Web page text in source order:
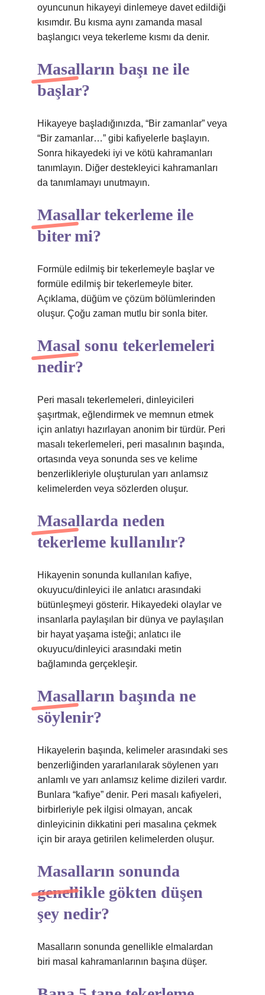
oyuncunun hikayeyi dinlemeye davet edildiği
kısımdır. Bu kısma aynı zamanda masal
başlangıcı veya tekerleme kısmı da denir.
Masalların başı ne ile
başlar?
Hikayeye başladığınızda, “Bir zamanlar” veya
“Bir zamanlar…” gibi kafiyelerle başlayın.
Sonra hikayedeki iyi ve kötü kahramanları
tanımlayın. Diğer destekleyici kahramanları
da tanımlamayı unutmayın.
Masallar tekerleme ile
biter mi?
Formüle edilmiş bir tekerlemeyle başlar ve
formüle edilmiş bir tekerlemeyle biter.
Açıklama, düğüm ve çözüm bölümlerinden
oluşur. Çoğu zaman mutlu bir sonla biter.
Masal sonu tekerlemeleri
nedir?
Peri masalı tekerlemeleri, dinleyicileri
şaşırtmak, eğlendirmek ve memnun etmek
için anlatıyı hazırlayan anonim bir türdür. Peri
masalı tekerlemeleri, peri masalının başında,
ortasında veya sonunda ses ve kelime
benzerlikleriyle oluşturulan yarı anlamsız
kelimelerden veya sözlerden oluşur.
Masallarda neden
tekerleme kullanılır?
Hikayenin sonunda kullanılan kafiye,
okuyucu/dinleyici ile anlatıcı arasındaki
bütünleşmeyi gösterir. Hikayedeki olaylar ve
insanlarla paylaşılan bir dünya ve paylaşılan
bir hayat yaşama isteği; anlatıcı ile
okuyucu/dinleyici arasındaki metin
bağlamında gerçekleşir.
Masalların başında ne
söylenir?
Hikayelerin başında, kelimeler arasındaki ses
benzerliğinden yararlanılarak söylenen yarı
anlamlı ve yarı anlamsız kelime dizileri vardır.
Bunlara “kafiye” denir. Peri masalı kafiyeleri,
birbirleriyle pek ilgisi olmayan, ancak
dinleyicinin dikkatini peri masalına çekmek
için bir araya getirilen kelimelerden oluşur.
Masalların sonunda
genellikle gökten düşen
şey nedir?
Masalların sonunda genellikle elmalardan
biri masal kahramanlarının başına düşer.